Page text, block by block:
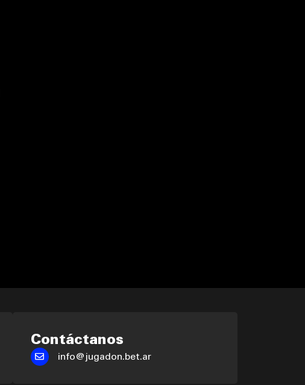
Contáctanos
info@jugadon.bet.ar